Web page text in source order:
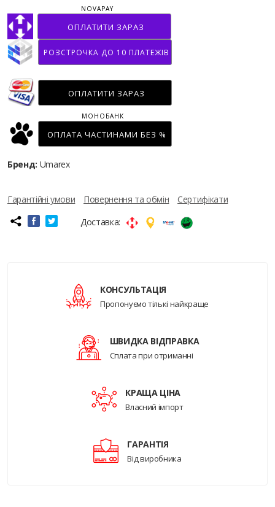
ОПЛАТИТИ ЗАРАЗ
NOVAPAY
РОЗСТРОЧКА ДО 10 ПЛАТЕЖІВ
ОПЛАТИТИ ЗАРАЗ
ОПЛАТА ЧАСТИНАМИ БЕЗ %
МОНОБАНК
Бренд: Umarex
Гарантійні умови Повернення та обмін
Сертифікати
Доставка:
КОНСУЛЬТАЦІЯ
Пропонуємо тількі найкраще
ШВИДКА ВІДПРАВКА
Сплата при отриманні
КРАЩА ЦІНА
Власний імпорт
ГАРАНТІЯ
Від виробника